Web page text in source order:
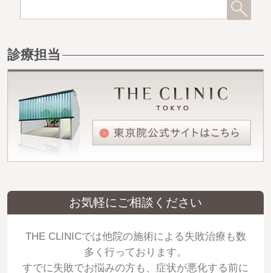
診療担当
お気軽にご相談ください
THE CLINICでは他院の施術による失敗治療も数
多く行っております。
すでに失敗でお悩みの方も、症状が悪化する前に